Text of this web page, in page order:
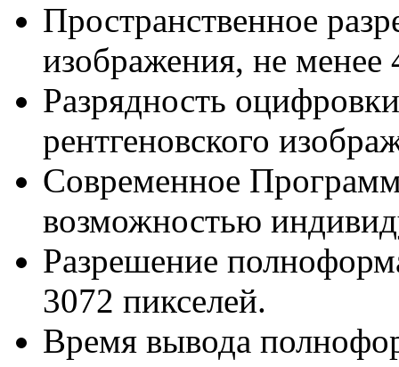
Пространственное
изображения, не
Разрядность
рентгеновского
Современное
возможностью
Разрешение
3072 пикселей.
Время вывода